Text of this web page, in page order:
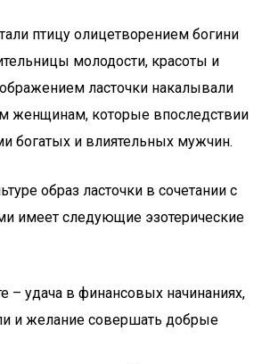
птицу олицетворением богини
молодости, красоты и
ласточки накалывали
женщинам, которые впоследствии
богатых и влиятельных мужчин.
образ ласточки в сочетании с
имеет следующие эзотерические
– удача в финансовых начинаниях,
и желание совершать добрые